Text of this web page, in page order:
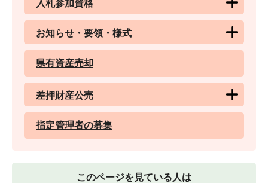
入札参加資格
お知らせ・要領・様式
県有資産売却
差押財産公売
指定管理者の募集
このページを見ている人は